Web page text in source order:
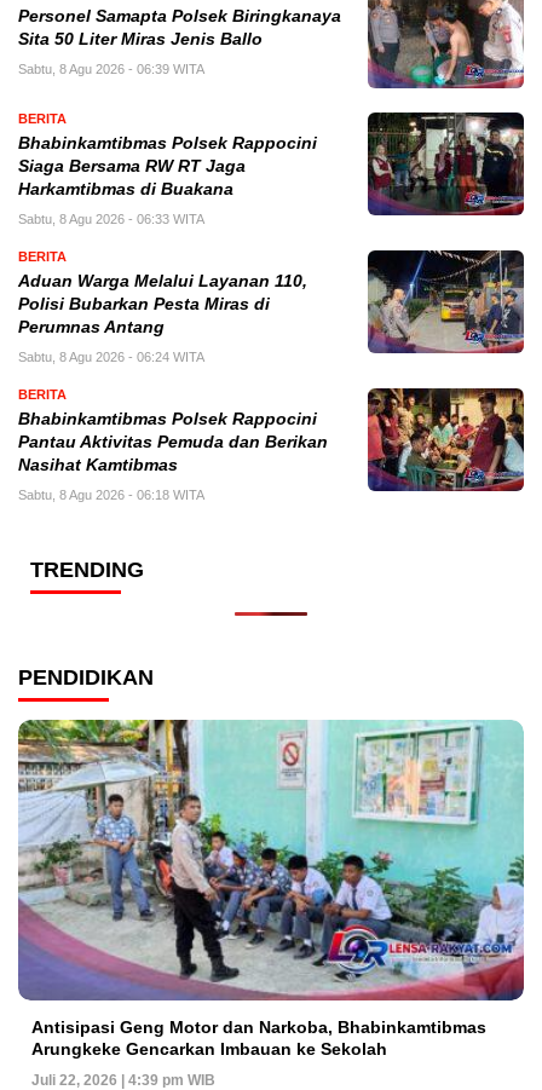
Personel Samapta Polsek Biringkanaya
Sita 50 Liter Miras Jenis Ballo
Sabtu, 8 Agu 2026 - 06:39 WITA
BERITA
Bhabinkamtibmas Polsek Rappocini
Siaga Bersama RW RT Jaga
Harkamtibmas di Buakana
Sabtu, 8 Agu 2026 - 06:33 WITA
BERITA
Aduan Warga Melalui Layanan 110,
Polisi Bubarkan Pesta Miras di
Perumnas Antang
Sabtu, 8 Agu 2026 - 06:24 WITA
BERITA
Bhabinkamtibmas Polsek Rappocini
Pantau Aktivitas Pemuda dan Berikan
Nasihat Kamtibmas
Sabtu, 8 Agu 2026 - 06:18 WITA
TRENDING
PENDIDIKAN
Antisipasi Geng Motor dan Narkoba, Bhabinkamtibmas
Arungkeke Gencarkan Imbauan ke Sekolah
Juli 22, 2026 | 4:39 pm WIB